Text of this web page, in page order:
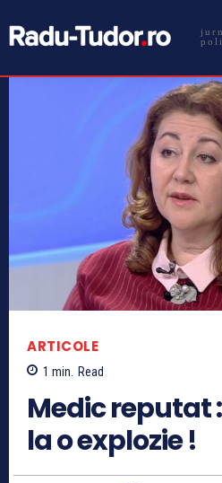
ARTICOLE
1 min. Read
Medic reputat
la o explozie !